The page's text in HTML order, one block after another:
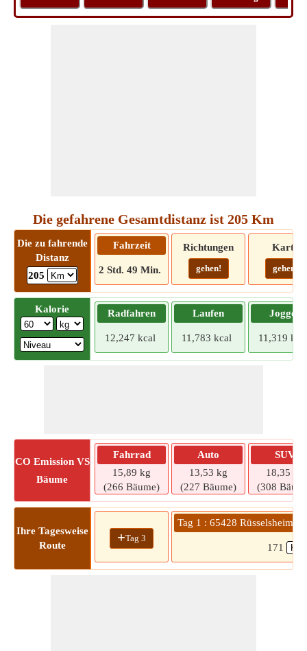
Die gefahrene Gesamtdistanz ist 205 Km
Die zu fahrende
Distanz
205
Fahrzeit
2 Std. 49 Min.
Richtungen
gehen!
Karte
gehen!
Kalorie Radfahren
12,247 kcal
Laufen
11,783 kcal
Joggen
11,319
CO Emission VS
Bäume
Fahrrad
15,89 kg
(266 Bäume)
Auto
13,53 kg
(227 Bäume)
SUV
18,35 kg
(308
Ihre Tagesweise
Route
+Tag 3
Tag 1 : 65428 Rüsselsheim
171